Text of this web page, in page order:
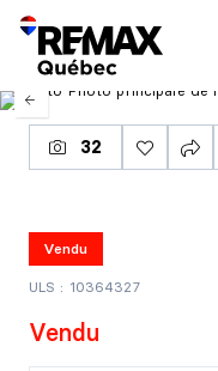
32
Vendu
Vendu
ULS : 10364327